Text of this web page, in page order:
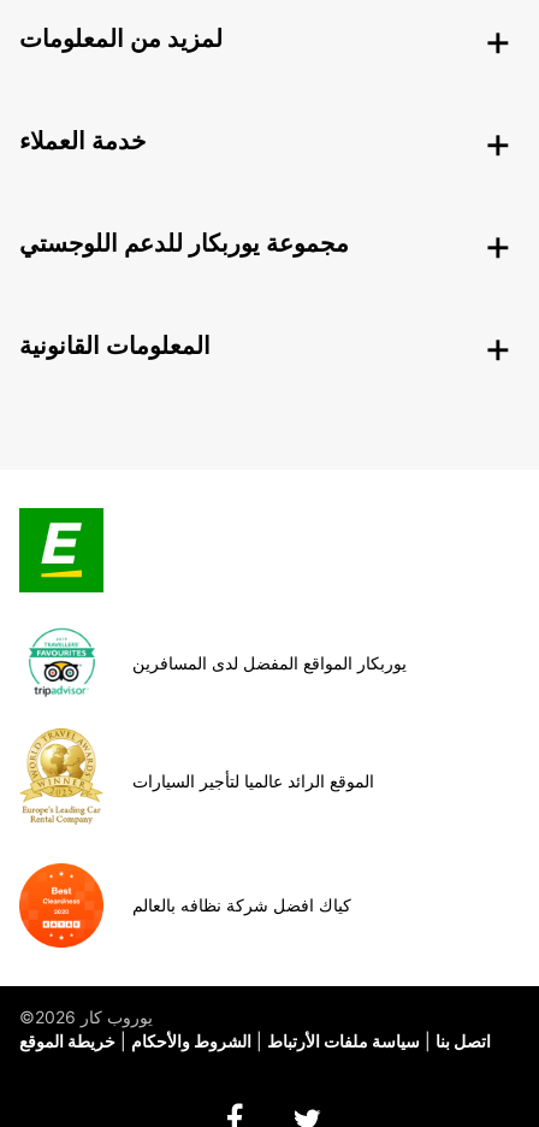
لمزيد من المعلومات
خدمة العملاء
مجموعة يوربكار للدعم اللوجستي
المعلومات القانونية
يوربكار المواقع المفضل لدى المسافرين
الموقع الرائد عالميا لتأجير السيارات
كياك افضل شركة نظافه بالعالم
©يوروب كار 2026
خريطة الموقع
الشروط والأحكام سياسة ملفات الأرتباط اتصل بنا